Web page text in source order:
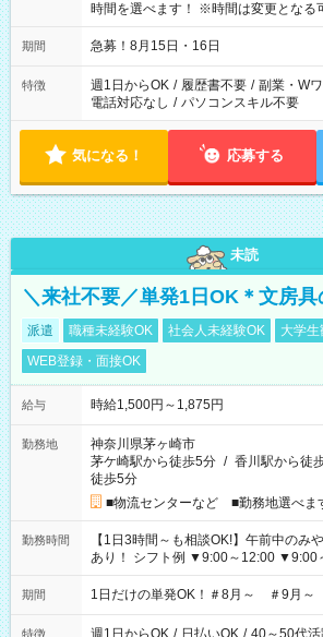
時間を選べます！ ※時間は変更となる
期間 急募！8月15日・16日
特徴 週1日からOK / 履歴書不要 / 副業・W
電話対応なし / パソコンスキル不要
気になる！ 応募する
未読
＼来社不要／単発1日OK＊文房
派遣 職種未経験OK 社会人未経験OK 大学生
WEB登録・面接OK
給与 時給1,500円～1,875円
勤務地
神奈川県茅ヶ崎市
茅ケ崎駅から徒歩5分 / 香川駅から徒
徒歩5分
■物流センターなど ■勤務地選べま
勤務時間
【1日3時間～も相談OK!】午前中のみ
あり！ シフト例 ▼9:00～12:00
▼18:00～21:00
期間 1日だけの単発OK！＃8月～ ＃9月～
特徴 週1日からOK / 日払いOK / 40～50代活